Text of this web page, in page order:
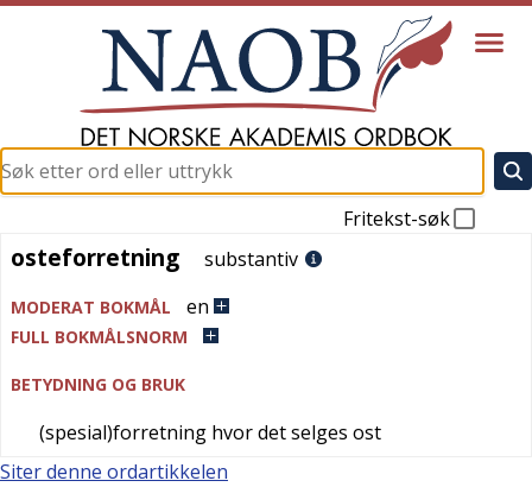
Fritekst-søk
osteforretning
osteforretning substantiv
MODERAT BOKMÅL en
FULL BOKMÅLSNORM
BETYDNING OG BRUK
(spesial)forretning hvor det selges ost
Siter denne ordartikkelen